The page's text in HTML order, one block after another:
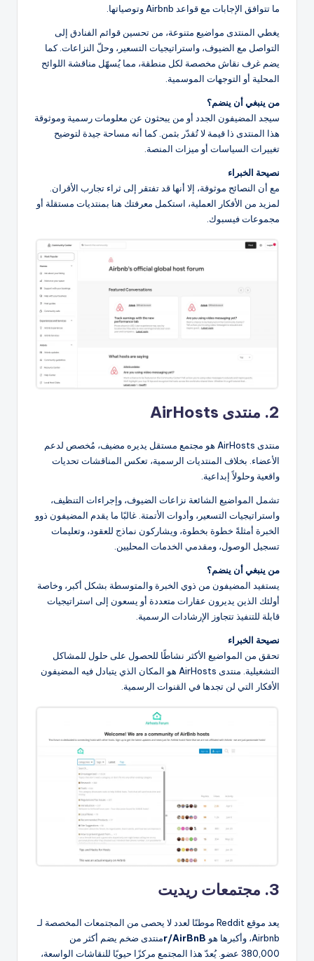
ما تتوافق الإجابات مع قواعد Airbnb وتوصياتها.
يغطي المنتدى مواضيع متنوعة، من تحسين قوائم الفنادق إلى
التواصل مع الضيوف، واستراتيجيات التسعير، وحلّ النزاعات. كما
يضم غرف نقاش مخصصة لكل منطقة، مما يُسهّل مناقشة اللوائح
المحلية أو التوجهات الموسمية.
من ينبغي أن ينضم؟
سيجد المضيفون الجدد أو من يبحثون عن معلومات رسمية وموثوقة
هذا المنتدى ذا قيمة لا تُقدّر بثمن. كما أنه مساحة جيدة لتوضيح
تغييرات السياسات أو ميزات المنصة.
نصيحة الخبراء
مع أن النصائح موثوقة، إلا أنها قد تفتقر إلى ثراء تجارب الأقران.
لمزيد من الأفكار العملية، استكمل معرفتك هنا بمنتديات مستقلة أو
مجموعات فيسبوك.
2. منتدى AirHosts
منتدى AirHosts هو مجتمع مستقل يديره مضيف، مُخصص لدعم
الأعضاء. بخلاف المنتديات الرسمية، تعكس المناقشات تحديات
واقعية وحلولاً إبداعية.
تشمل المواضيع الشائعة نزاعات الضيوف، وإجراءات التنظيف،
واستراتيجيات التسعير، وأدوات الأتمتة. غالبًا ما يقدم المضيفون ذوو
الخبرة أمثلةً خطوة بخطوة، ويشاركون نماذج للعقود، وتعليمات
تسجيل الوصول، ومقدمي الخدمات المحليين.
من ينبغي أن ينضم؟
يستفيد المضيفون من ذوي الخبرة والمتوسطة بشكل أكبر، وخاصة
أولئك الذين يديرون عقارات متعددة أو يسعون إلى استراتيجيات
قابلة للتنفيذ تتجاوز الإرشادات الرسمية.
نصيحة الخبراء
تحقق من المواضيع الأكثر نشاطًا للحصول على حلول للمشاكل
التشغيلية. منتدى AirHosts هو المكان الذي يتبادل فيه المضيفون
الأفكار التي لن تجدها في القنوات الرسمية.
3. مجتمعات ريديت
يعد موقع Reddit موطنًا لعدد لا يحصى من المجتمعات المخصصة لـ
Airbnb، وأكبرها هو
r/AirBnBمنتدى ضخم يضم أكثر من
380,000 عضو. يُعدّ هذا المجتمع مركزًا حيويًا للنقاشات الواسعة،